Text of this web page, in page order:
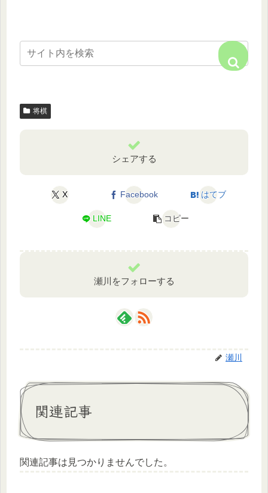
将棋
シェアする
X Facebook はてブ
LINE コピー
瀬川をフォローする
瀬川
関連記事
関連記事は見つかりませんでした。